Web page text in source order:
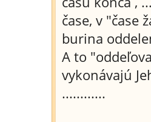
čase, v "čase
burina
A to
vykonávajú
............